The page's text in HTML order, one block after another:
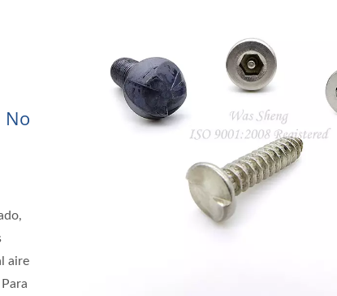
No
aire